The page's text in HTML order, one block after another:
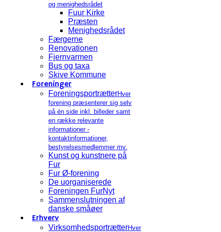
og menighedsrådet
Fuur Kirke
Præsten
Menighedsrådet
Færgerne
Renovationen
Fjernvarmen
Bus og taxa
Skive Kommune
Foreninger
ForeningsportrætterHver
forening præsenterer sig selv
på én side inkl. billeder samt
en række relevante
informationer -
kontaktinformationer,
bestyrelsesmedlemmer mv.
Kunst og kunstnere på
Fur
Fur Ø-forening
De uorganiserede
Foreningen FurNyt
Sammenslutningen af
danske småøer
Erhverv
VirksomhedsportrætterHver